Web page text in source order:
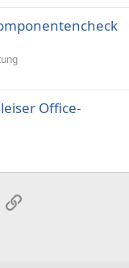
Office-
Link